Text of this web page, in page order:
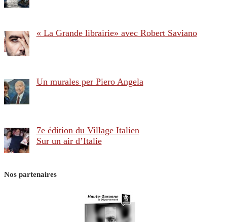
« La Grande librairie» avec Robert Saviano
Un murales per Piero Angela
7e édition du Village Italien
Sur un air d’Italie
Nos partenaires